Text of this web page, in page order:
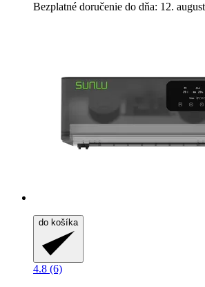
Bezplatné doručenie do dňa: 12.
do košíka
4.8 (6)